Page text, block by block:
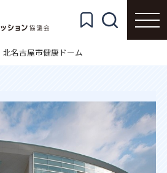
北名古屋市健康ドーム